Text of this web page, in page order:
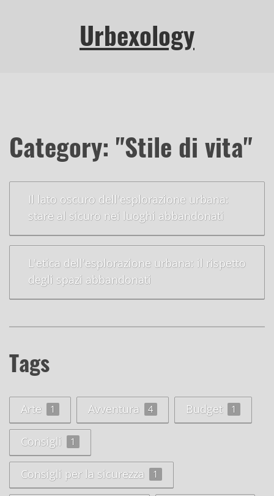
Urbexology
Category: "Stile di vita"
Il lato oscuro dell'esplorazione urbana:
stare al sicuro nei luoghi abbandonati
L'etica dell'esplorazione urbana: il rispetto
degli spazi abbandonati
Tags
Arte 1 Avventura 4 Budget 1
Consigli 1
Consigli per la sicurezza 1